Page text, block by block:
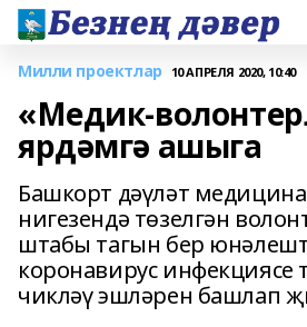
Милли проектлар 10 АПРЕЛЯ 2020, 10:40
«Медик-
ярдәмгә ашыга
Башкорт дәүләт
нигезендә төзелгән
штабы тагын бер
коронавирус инфекциясе
чикләү эшләрен башлап